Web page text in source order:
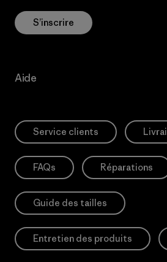
S’inscrire
Aide
Service clients
FAQs Réparations
Guide des tailles
Entretien des produits